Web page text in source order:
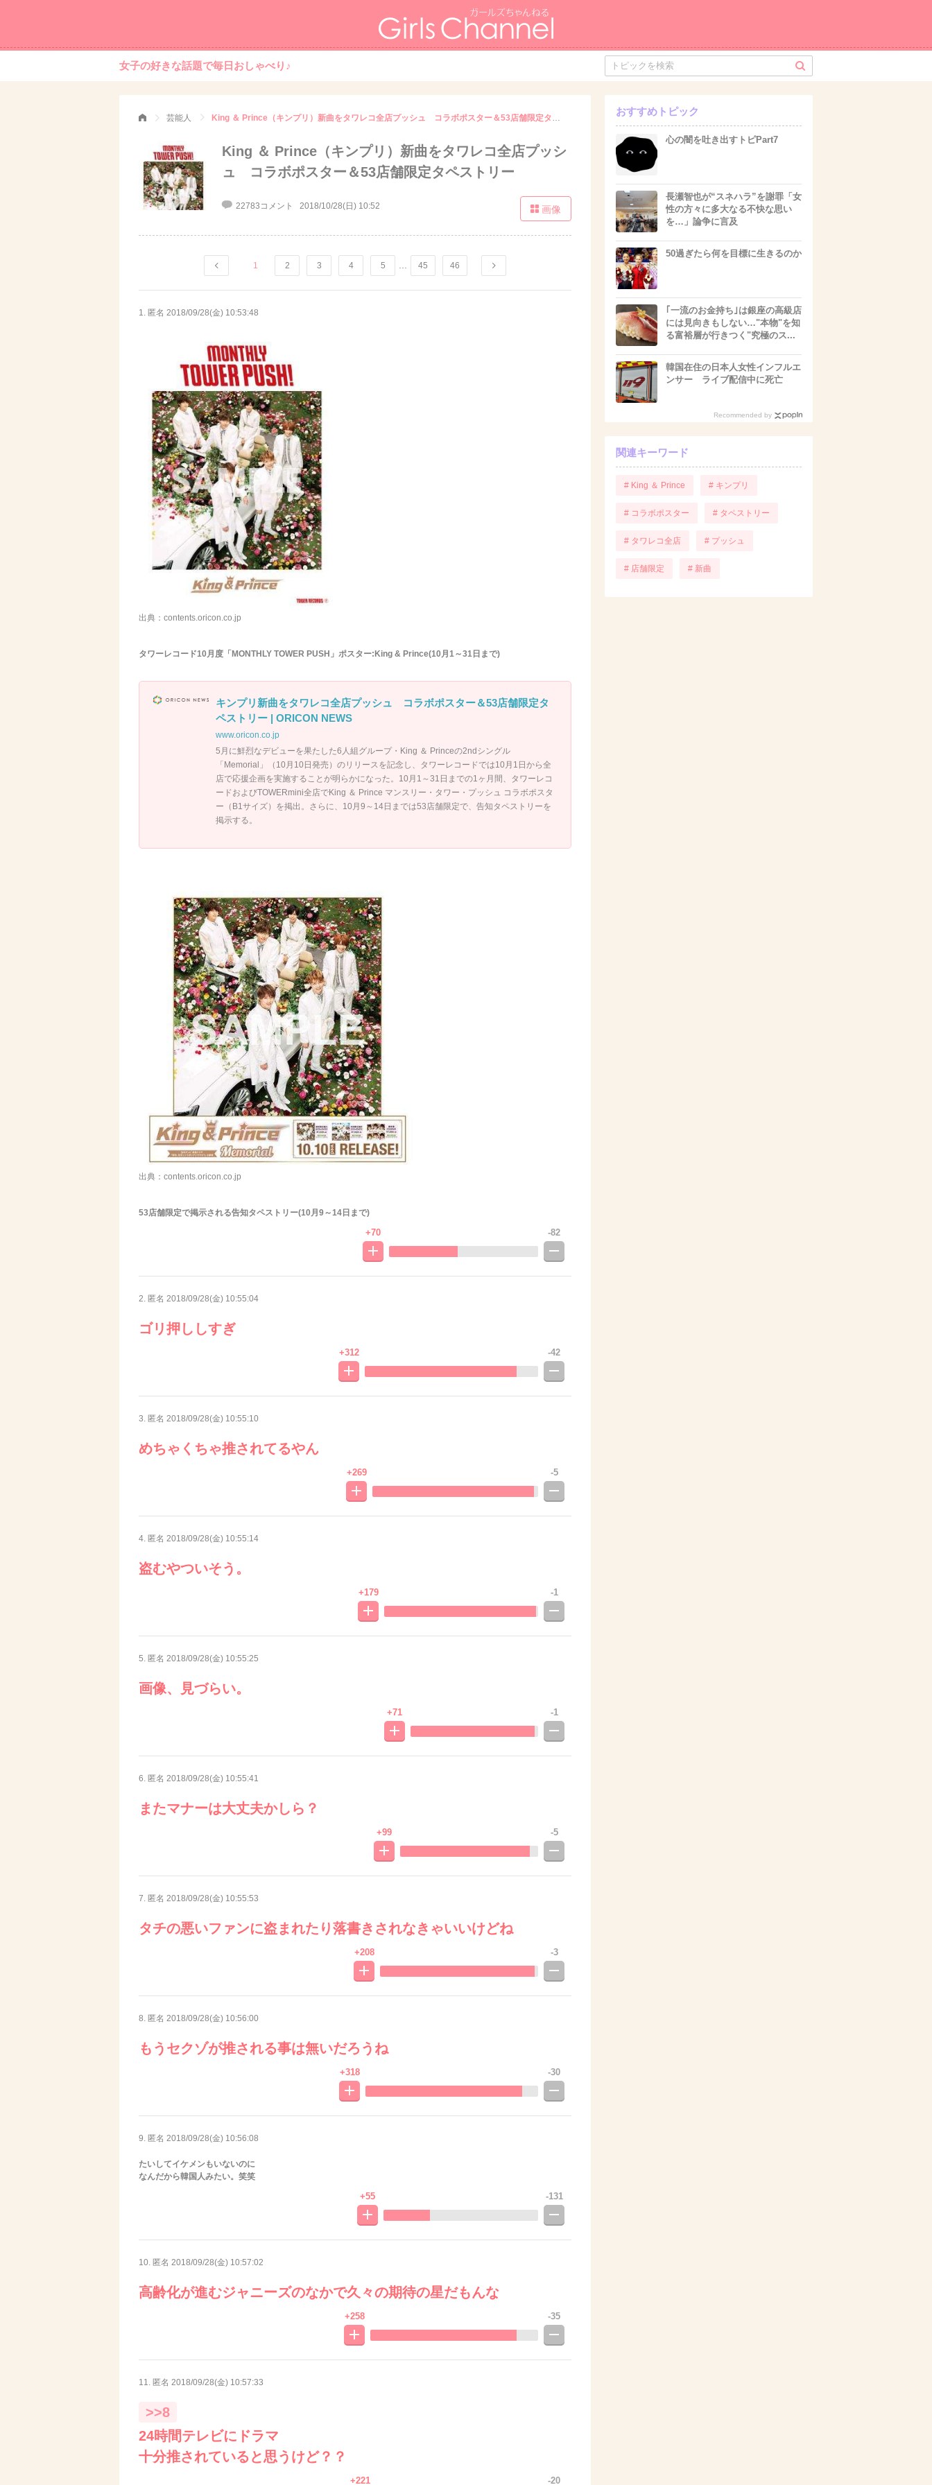
女子の好きな話題で毎日おしゃべり♪
芸能人 King ＆ Prince（キンプリ）新曲をタワレコ全店プッシュ コラボポスター＆53店舗限定タペストリー
King ＆ Prince（キンプリ）新曲をタワレコ全店プッシ
ュ コラボポスター＆53店舗限定タペストリー
22783コメント 2018/10/28(日) 10:52 画像
1 2 3 4 5 45 46
1. 匿名 2018/09/28(金) 10:53:48
出典：contents.oricon.co.jp
タワーレコード10月度「MONTHLY TOWER PUSH」ポスター:King & Prince(10月1～31日まで)
キンプリ新曲をタワレコ全店プッシュ コラボポスター＆53店舗限定タ
ペストリー | ORICON NEWS
www.oricon.co.jp
5月に鮮烈なデビューを果たした6人組グループ・King ＆ Princeの2ndシングル
「Memorial」（10月10日発売）のリリースを記念し、タワーレコードでは10月1日から全
店で応援企画を実施することが明らかになった。10月1～31日までの1ヶ月間、タワーレコ
ードおよびTOWERmini全店でKing ＆ Prince マンスリー・タワー・プッシュ コラボポスタ
ー（B1サイズ）を掲出。さらに、10月9～14日までは53店舗限定で、告知タペストリーを
掲示する。
出典：contents.oricon.co.jp
53店舗限定で掲示される告知タペストリー(10月9～14日まで)
+70 -82
2. 匿名 2018/09/28(金) 10:55:04
ゴリ押ししすぎ
+312 -42
3. 匿名 2018/09/28(金) 10:55:10
めちゃくちゃ推されてるやん
+269 -5
4. 匿名 2018/09/28(金) 10:55:14
盗むやついそう。
+179 -1
5. 匿名 2018/09/28(金) 10:55:25
画像、見づらい。
+71 -1
6. 匿名 2018/09/28(金) 10:55:41
またマナーは大丈夫かしら？
+99 -5
7. 匿名 2018/09/28(金) 10:55:53
タチの悪いファンに盗まれたり落書きされなきゃいいけどね
+208 -3
8. 匿名 2018/09/28(金) 10:56:00
もうセクゾが推される事は無いだろうね
+318 -30
9. 匿名 2018/09/28(金) 10:56:08
たいしてイケメンもいないのに
なんだから韓国人みたい。笑笑
+55 -131
10. 匿名 2018/09/28(金) 10:57:02
高齢化が進むジャニーズのなかで久々の期待の星だもんな
+258 -35
11. 匿名 2018/09/28(金) 10:57:33
>>8
24時間テレビにドラマ
十分推されていると思うけど？？
+221 -20
おすすめトピック
心の闇を吐き出すトピPart7
長瀬智也が“スネハラ”を謝罪「女
性の方々に多大なる不快な思い
を…」論争に言及
50過ぎたら何を目標に生きるのか
｢一流のお金持ち｣は銀座の高級店
には見向きもしない…"本物"を知
る富裕層が行きつく"究極のス...
韓国在住の日本人女性インフルエ
ンサー ライブ配信中に死亡
Recommended by
関連キーワード
# King ＆ Prince # キンプリ
# コラボポスター # タペストリー
# タワレコ全店 # プッシュ
# 店舗限定 # 新曲